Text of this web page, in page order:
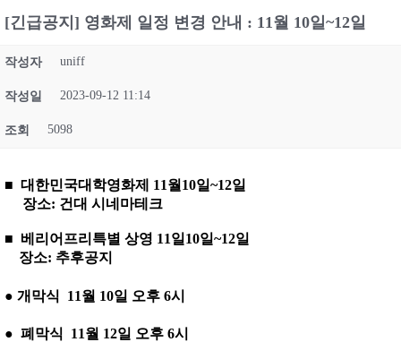
[긴급공지] 영화제 일정 변경 안내 : 11월 10일~12일
작성자 uniff
작성일 2023-09-12 11:14
조회 5098
■ 대한민국대학영화제
11월10일~12일
장소: 건대 시네마테크
■ 베리어프리특별 상영 11일10일~12일
장소: 추후공지
● 개막식 11월 10일 오후 6시
● 폐막식 11월 12일 오후 6시